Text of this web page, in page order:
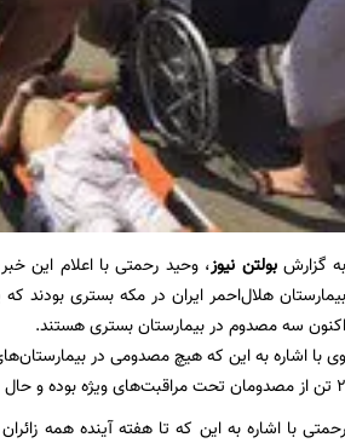
به گزارشبولتن نیوز، وحید رحمتی با اعلام این
بیمارستان هلال‌احمر ایران در مکه بستری بودند
اکنون سه مصدوم در بیمارستان بستری هستند.
وی با اشاره به این که هیچ مصدومی در
۲ تن از مصدومان تحت مراقبت‌های ویژه بوده و حال یک تن دیگر مساعد است.
رحمتی با اشاره به این که تا هفته آینده همه